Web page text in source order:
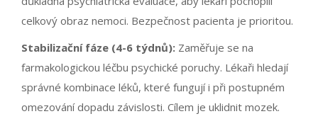
celkový obraz nemoci. Bezpečnost pacienta je prioritou.
Stabilizační fáze (4-6 týdnů): Zaměřuje se na
farmakologickou léčbu psychické poruchy. Lékaři hledají
správné kombinace léků, které fungují i při postupném
omezování dopadu závislosti. Cílem je uklidnit mozek.